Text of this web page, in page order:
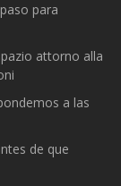
para
attorno alla
a las
de que